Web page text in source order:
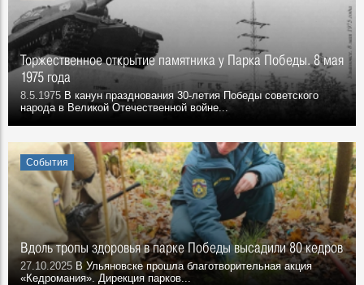
Торжественное открытие памятника у Парка Победы. 8 мая
1975 года
8.5.1975 В канун празднования 30-летия Победы советского
народа в Великой Отечественной войне...
События
Вдоль тропы здоровья в парке Победы высадили 80 кедров
27.10.2025 В Ульяновске прошла благотворительная акция
«Кедромания». Дирекция парков...